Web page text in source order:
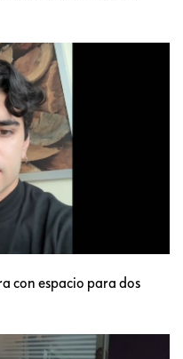
con espacio para dos